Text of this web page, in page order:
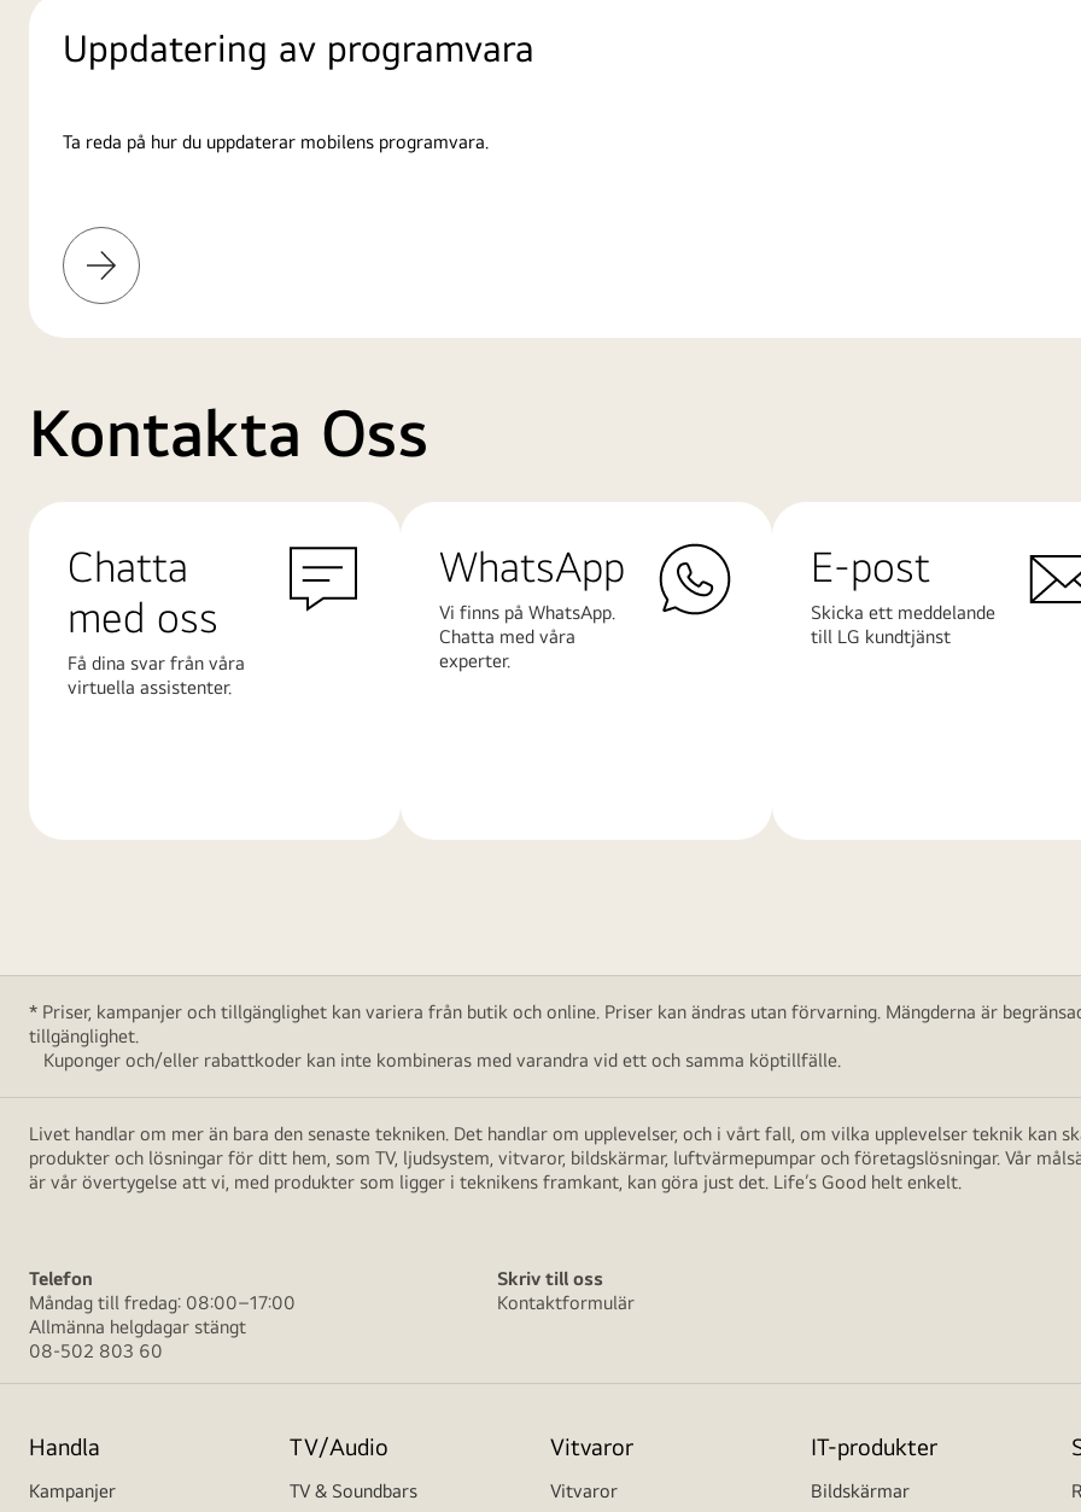
Uppdatering av programvara
Ta reda på hur du uppdaterar mobilens programvara.
Läs
mer
Kontakta Oss
Chatta
med oss
Få dina svar från våra
virtuella assistenter.
WhatsApp
Vi finns på WhatsApp.
Chatta med våra
experter.
E-post
Skicka ett meddelande
till LG kundtjänst
* Priser, kampanjer och tillgänglighet kan variera från butik och online. Priser kan ändras utan förvarning. Mängderna är
tillgänglighet.
Kuponger och/eller rabattkoder kan inte kombineras med varandra vid ett och samma köptillfälle.
Livet handlar om mer än bara den senaste tekniken. Det handlar om upplevelser, och i vårt fall, om vilka upplevelser teknik kan
produkter och lösningar för ditt hem, som TV, ljudsystem, vitvaror, bildskärmar, luftvärmepumpar och företagslösningar. Vår
är vår övertygelse att vi, med produkter som ligger i teknikens framkant, kan göra just det. Life’s Good helt enkelt.
Telefon
Måndag till fredag: 08:00–17:00
Allmänna helgdagar stängt
08-502 803 60
Skriv till oss
Kontaktformulär
Handla
Kampanjer
TV/Audio
TV & Soundbars
Vitvaror
Vitvaror
IT-produkter
Bildskärmar